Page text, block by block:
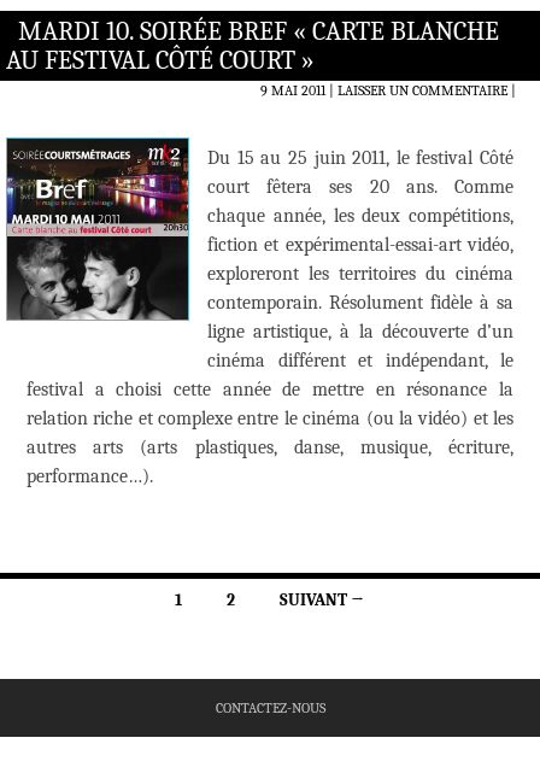
MARDI 10. SOIRÉE BREF « CARTE BLANCHE
AU FESTIVAL CÔTÉ COURT »
9 MAI 2011 LAISSER UN COMMENTAIRE|
Du 15 au 25 juin 2011, le festival Côté
court fêtera ses 20 ans. Comme
chaque année, les deux compétitions,
fiction et expérimental-essai-art vidéo,
exploreront les territoires du cinéma
contemporain. Résolument fidèle à sa
ligne artistique, à la découverte d’un
cinéma différent et indépendant, le
festival a choisi cette année de mettre en résonance la
relation riche et complexe entre le cinéma (ou la vidéo) et les
autres arts (arts plastiques, danse, musique, écriture,
performance…).
1 2 SUIVANT →
CONTACTEZ-NOUS